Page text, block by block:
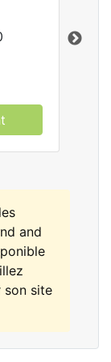
and
son site